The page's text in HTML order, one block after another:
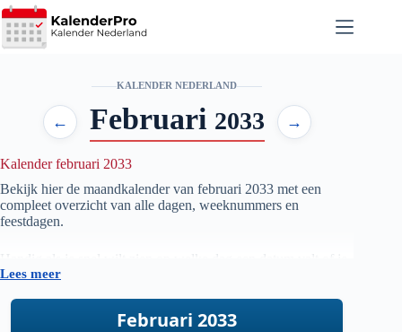
Ga
naar
de
KALENDER NEDERLAND
← Februari 2033 →
Kalender februari 2033
Bekijk hier de maandkalender van februari 2033 met een
compleet overzicht van alle dagen, weeknummers en
feestdagen.
Handig als je snel wilt zien op welke dag een datum valt of je
je planning voor de maand februari
Lees meer
Februari 2033